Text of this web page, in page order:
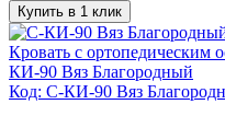
Купить в 1 клик
Кровать с ортопедическим
КИ-90 Вяз Благородный
Код: С-КИ-90 Вяз